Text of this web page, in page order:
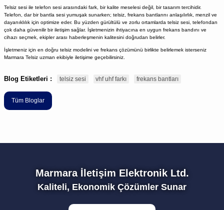
Telsiz sesi ile telefon sesi arasındaki fark, bir kalite meselesi değil, bir tasarım tercihidir.
Telefon, dar bir bantla sesi yumuşak sunarken; telsiz, frekans bantlarını anlaşılırlık, menzil ve
dayanıklılık için optimize eder. Bu yüzden gürültülü ve zorlu ortamlarda telsiz sesi, telefondan
çok daha güvenilir bir iletişim sağlar. İşletmenizin ihtiyacına en uygun frekans bandını ve
cihazı seçmek, ekipler arası haberleşmenin kalitesini doğrudan belirler.
İşletmeniz için en doğru telsiz modelini ve frekans çözümünü birlikte belirlemek isterseniz
Marmara Telsiz uzman ekibiyle iletişime geçebilirsiniz.
Blog Etiketleri : telsiz sesi vhf uhf farkı frekans bantları
Tüm Bloglar
Marmara İletişim Elektronik Ltd.
Kaliteli, Ekonomik Çözümler Sunar